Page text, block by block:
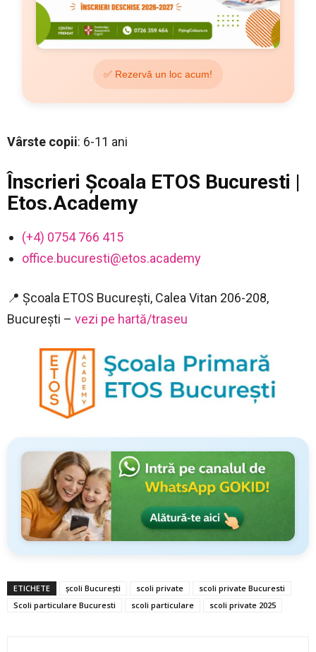
✅ Rezervă un loc acum!
Vârste copii: 6-11 ani
Înscrieri Școala ETOS Bucuresti |
Etos.Academy
(+4) 0754 766 415
office.bucuresti@etos.academy
📍 Școala ETOS București, Calea Vitan 206-208,
București – vezi pe hartă/traseu
ETICHETE școli București scoli private
scoli private Bucuresti
Scoli particulare Bucuresti
scoli particulare scoli private 2025